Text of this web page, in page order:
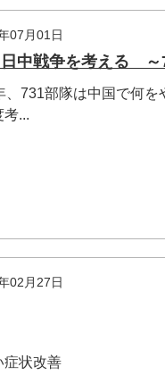
07月01日
中戦争を考える ～
、731部隊は中国で何
考...
02月27日
症状改善